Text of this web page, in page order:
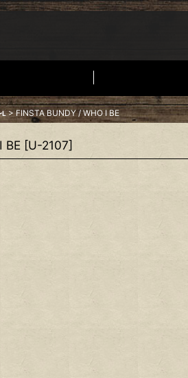
L > FINSTA BUNDY / WHO I BE
BE [U-2107]